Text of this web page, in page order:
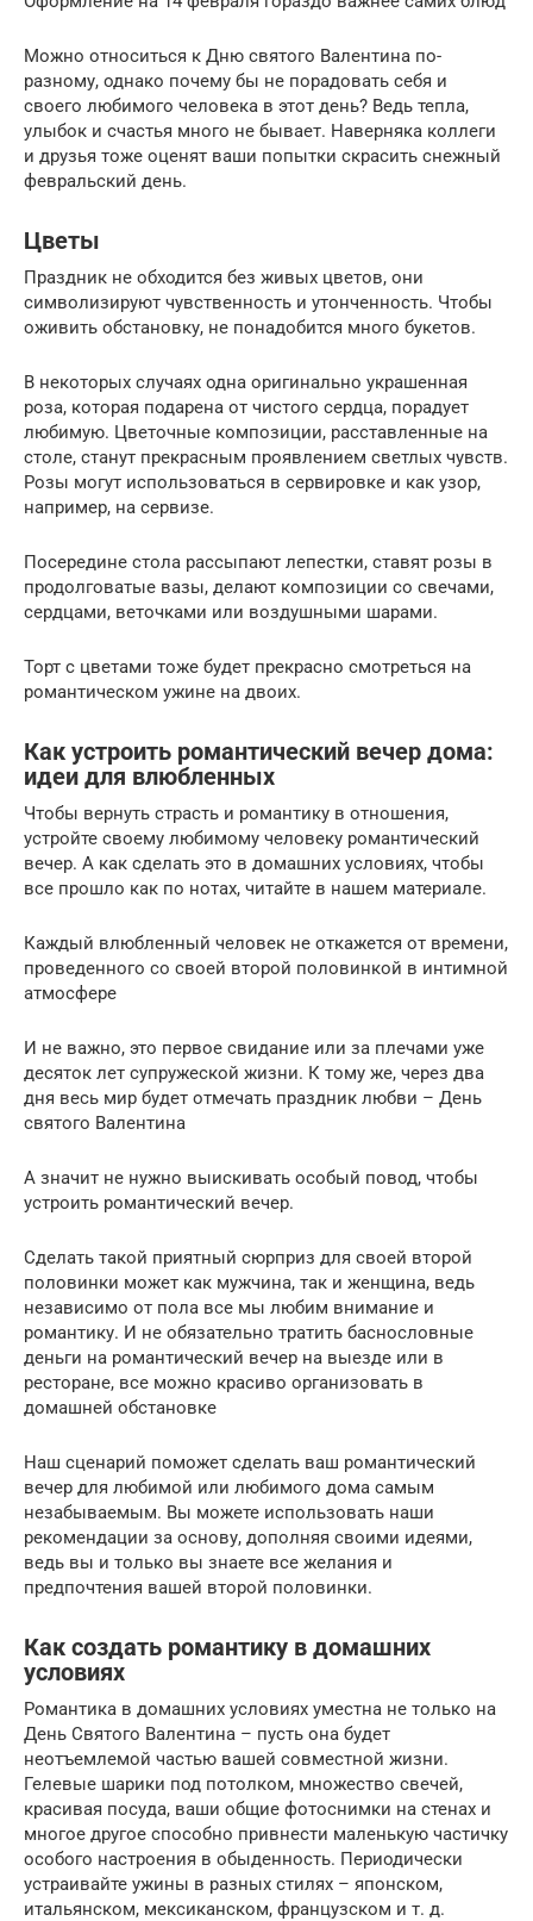
Можно относиться к Дню святого Валентина по-
разному, однако почему бы не порадовать себя и
своего любимого человека в этот день? Ведь тепла,
улыбок и счастья много не бывает. Наверняка коллеги
и друзья тоже оценят ваши попытки скрасить снежный
февральский день.
Цветы
Праздник не обходится без живых цветов, они
символизируют чувственность и утонченность. Чтобы
оживить обстановку, не понадобится много букетов.
В некоторых случаях одна оригинально украшенная
роза, которая подарена от чистого сердца, порадует
любимую. Цветочные композиции, расставленные на
столе, станут прекрасным проявлением светлых чувств.
Розы могут использоваться в сервировке и как узор,
например, на сервизе.
Посередине стола рассыпают лепестки, ставят розы в
продолговатые вазы, делают композиции со свечами,
сердцами, веточками или воздушными шарами.
Торт с цветами тоже будет прекрасно смотреться на
романтическом ужине на двоих.
Как устроить романтический вечер дома:
идеи для влюбленных
Чтобы вернуть страсть и романтику в отношения,
устройте своему любимому человеку романтический
вечер. А как сделать это в домашних условиях, чтобы
все прошло как по нотах, читайте в нашем материале.
Каждый влюбленный человек не откажется от времени,
проведенного со своей второй половинкой в интимной
атмосфере
И не важно, это первое свидание или за плечами уже
десяток лет супружеской жизни. К тому же, через два
дня весь мир будет отмечать праздник любви – День
святого Валентина
А значит не нужно выискивать особый повод, чтобы
устроить романтический вечер.
Сделать такой приятный сюрприз для своей второй
половинки может как мужчина, так и женщина, ведь
независимо от пола все мы любим внимание и
романтику. И не обязательно тратить баснословные
деньги на романтический вечер на выезде или в
ресторане, все можно красиво организовать в
домашней обстановке
Наш сценарий поможет сделать ваш романтический
вечер для любимой или любимого дома самым
незабываемым. Вы можете использовать наши
рекомендации за основу, дополняя своими идеями,
ведь вы и только вы знаете все желания и
предпочтения вашей второй половинки.
Как создать романтику в домашних
условиях
Романтика в домашних условиях уместна не только на
День Святого Валентина – пусть она будет
неотъемлемой частью вашей совместной жизни.
Гелевые шарики под потолком, множество свечей,
красивая посуда, ваши общие фотоснимки на стенах и
многое другое способно привнести маленькую частичку
особого настроения в обыденность. Периодически
устраивайте ужины в разных стилях – японском,
итальянском, мексиканском, французском и т. д.